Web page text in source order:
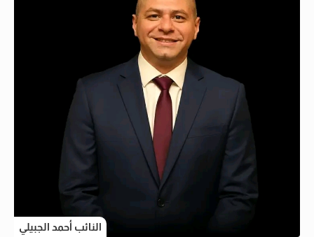
النائب أحمد الجبيلي